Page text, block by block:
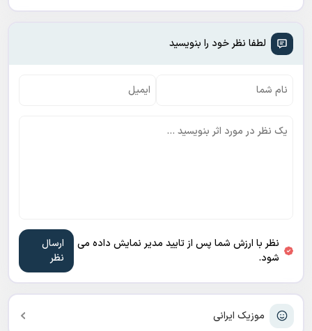
موزیک ایرانی
لطفا نظر خود را بنویسید
نظر با ارزش شما پس از تایید مدیر نمایش داده می
شود.